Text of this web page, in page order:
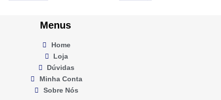
Menus
Home
Loja
Dúvidas
Minha Conta
Sobre Nós